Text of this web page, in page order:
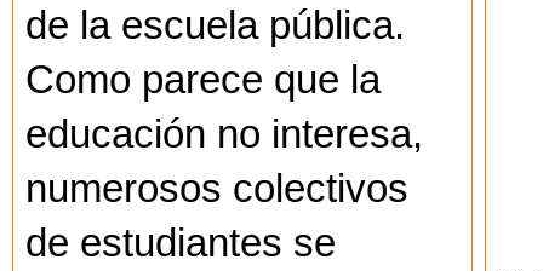
de la escuela pública.
Como parece que la
educación no interesa,
numerosos colectivos
de estudiantes se